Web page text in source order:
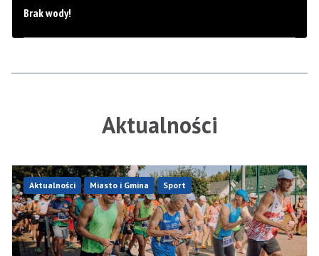
Brak wody!
Aktualności
Aktualności Miasto i Gmina Sport